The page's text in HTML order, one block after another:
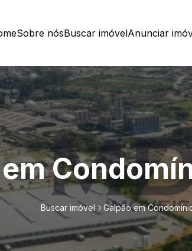
Sobre nósBuscar imóvelAnunciar
Buscar imóvel Galpão em